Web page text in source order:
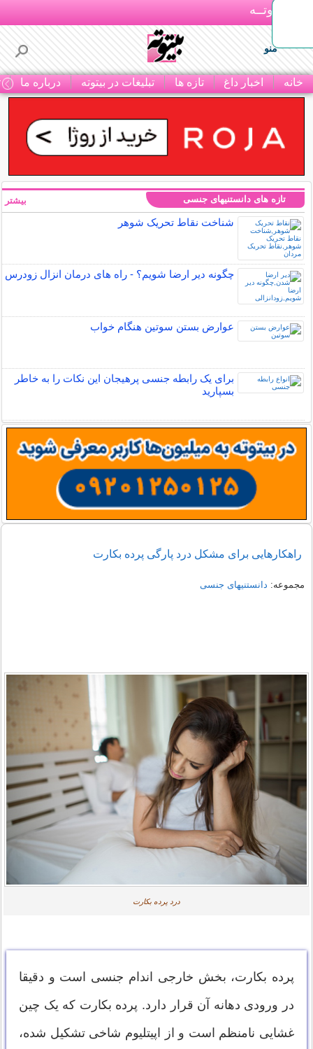
بـیتوتــه
منو
خانه اخبار داغ تازه ها تبلیغات در بیتوته درباره ما
تازه های دانستنیهای جنسی
شناخت نقاط تحریک شوهر
چگونه دیر ارضا شویم؟ - راه های درمان انزال زودرس
عوارض بستن سوتین هنگام خواب
برای یک رابطه جنسی پرهیجان این نکات را به خاطر
بسپارید
بیشتر
راهکارهایی برای مشکل درد پارگی پرده بکارت
مجموعه: دانستنیهای جنسی
درد پرده بکارت
پرده بکارت، بخش خارجی اندام جنسی است و دقیقا
در ورودی دهانه آن قرار دارد. پرده بکارت که یک چین
غشایی نامنظم است و از اپیتلیوم شاخی تشکیل شده،